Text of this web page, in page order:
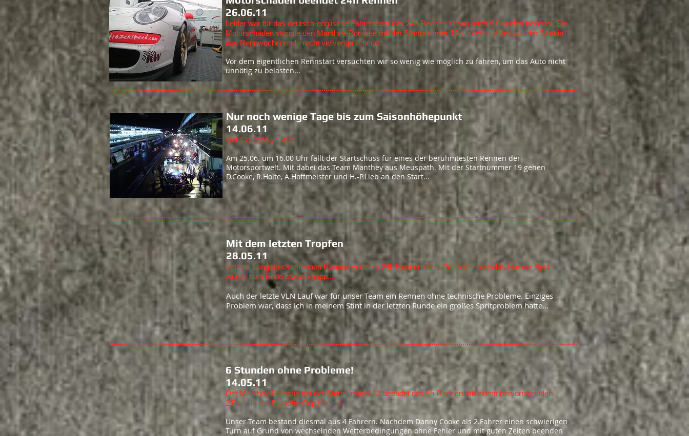
26.06.11
Leider war für das deutsch-englische Fahrerteam das 24h Rennen schon nach 9 Stunden beendet. Ein
Motorschaden stoppte den Manthey-Porsche mit der Startnummer 19 vorzeitig, dabei war der Start in
das Rennwochenende recht vielversprechend...
Vor dem eigentlichen Rennstart versuchten wir so wenig wie möglich zu fahren, um das Auto nicht
unnötig zu belasten...
Nur noch wenige Tage bis zum Saisonhöhepunkt
14.06.11
Der Countdown läuft
Am 25.06. um 16.00 Uhr fällt der Startschuss für eines der berühmtesten Rennen der
Motorsportwelt. Mit dabei das Team Manthey aus Meuspath. Mit der Startnummer 19 gehen
D.Cooke, R.Holte, A.Hoffmeister und H.-P.Lieb an den Start...
Mit dem letzten Tropfen
28.05.11
Letztes Langstreckenrennen Rennen vor dem 24h Rennen ohne Probleme beendet. Nur der Sprit
wurde zum Ende etwas knapp...
Auch der letzte VLN Lauf war für unser Team ein Rennen ohne technische Probleme. Einziges
Problem war, dass ich in meinem Stint in der letzten Runde ein großes Spritproblem hatte...
6 Stunden ohne Probleme!
14.05.11
Der Manthey Porsche mit der Startnummer 81 beendet das 6h-Rennen mit einem hervorragenden
2.Platz in der Porsche-Cup Klasse.
Unser Team bestand diesmal aus 4 Fahrern. Nachdem Danny Cooke als 2.Fahrer einen schwierigen
Turn auf Grund von wechselnden Wetterbedingungen ohne Fehler und mit guten Zeiten beenden